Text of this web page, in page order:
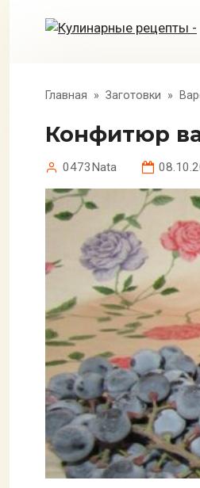
Главная » Заготовки »
Конфитюр
0473Nata